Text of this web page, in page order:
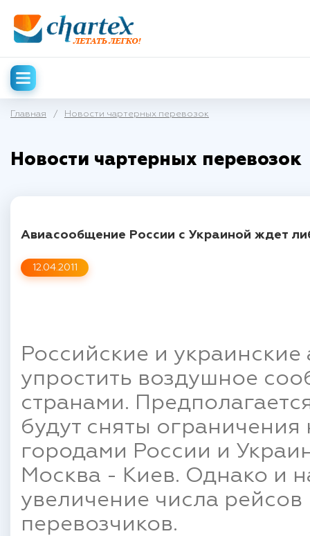
Главная / Новости чартерных перевозок
Новости чартерных перевозок
12.04.2011
Авиасообщение России с Украиной ждет
Российские и
упростить воздушное
странами.
будут сняты
городами России и
Москва - Киев. Однако и
увеличение числа
перевозчиков.